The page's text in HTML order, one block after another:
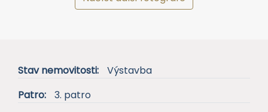
Načíst další fotografe
Stav nemovitosti:
Výstavba
Patro:
3. patro